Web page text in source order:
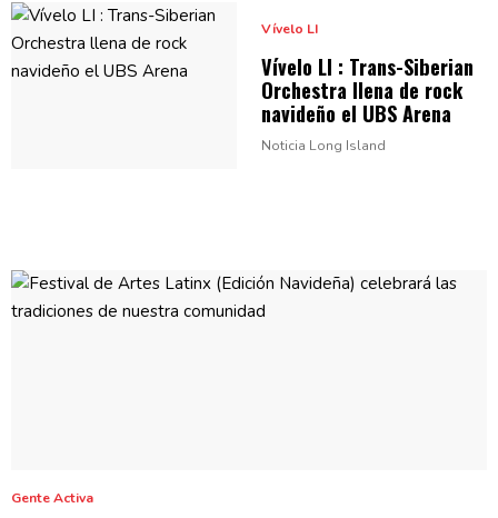
Vívelo LI
Vívelo LI : Trans-Siberian
Orchestra llena de rock
navideño el UBS Arena
Noticia Long Island
Gente Activa